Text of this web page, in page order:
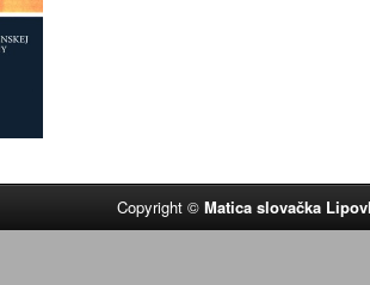
Copyright ©Matica slovačka